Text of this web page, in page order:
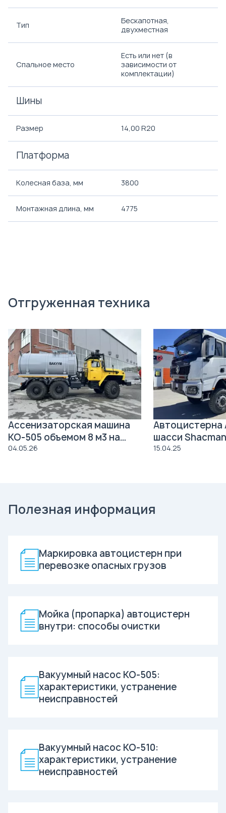
Тип
Бескапотная,
двухместная
Спальное место
Есть или нет (в
зависимости от
комплектации)
Шины
Размер 14,00 R20
Платформа
Колесная база, мм 3800
Монтажная длина, мм 4775
Отгруженная техника
Ассенизаторская машина
КО-505 объемом 8 м3 на
давальческое шасси Урал
04.05.26
Автоцистерна
шасси
15.04.25
Полезная информация
Маркировка автоцистерн при
перевозке опасных грузов
Мойка (пропарка) автоцистерн
внутри: способы очистки
Вакуумный насос КО-505:
характеристики, устранение
неисправностей
Вакуумный насос КО-510:
характеристики, устранение
неисправностей